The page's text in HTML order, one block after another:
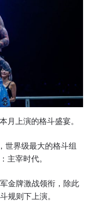
月上演的格斗盛宴。
世界级最大的格斗组
主宰时代。
金牌激战领衔，除此
规则下上演。